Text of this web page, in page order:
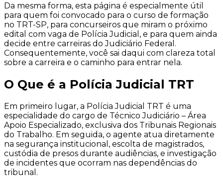
Da mesma forma, esta página é especialmente útil
para quem foi convocado para o curso de formação
no TRT-SP, para concurseiros que miram o próximo
edital com vaga de Polícia Judicial, e para quem ainda
decide entre carreiras do Judiciário Federal.
Consequentemente, você sai daqui com clareza total
sobre a carreira e o caminho para entrar nela.
O Que é a Polícia Judicial TRT
Em primeiro lugar, a Polícia Judicial TRT é uma
especialidade do cargo de Técnico Judiciário – Área
Apoio Especializado, exclusiva dos Tribunais Regionais
do Trabalho. Em seguida, o agente atua diretamente
na segurança institucional, escolta de magistrados,
custódia de presos durante audiências, e investigação
de incidentes que ocorram nas dependências do
tribunal.